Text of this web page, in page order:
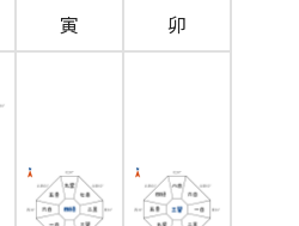
寅 卯